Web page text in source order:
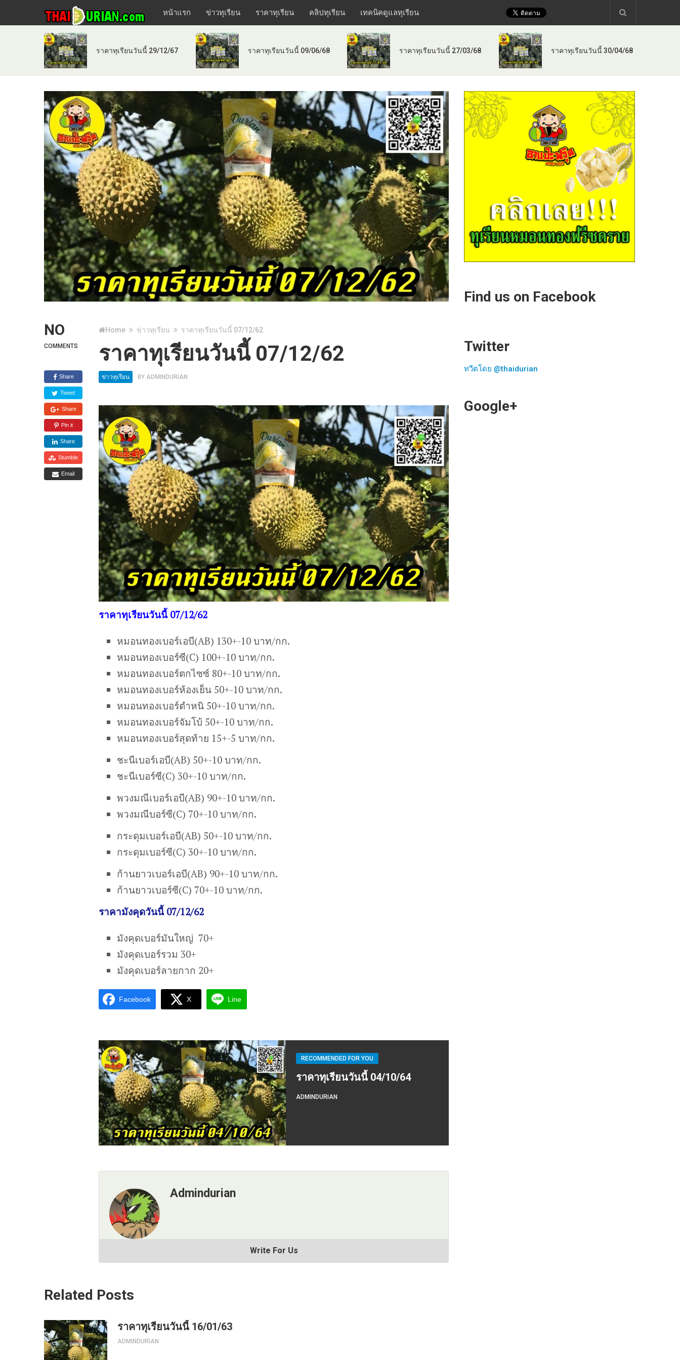
หน้าแรก ข่าวทุเรียน ราคาทุเรียน คลิปทุเรียน เทคนิคดูแลทุเรียน
ราคาทุเรียนวันนี้ 29/12/67 ราคาทุเรียนวันนี้ 09/06/68 ราคาทุเรียนวันนี้ 27/03/68 ราคาทุเรียนวันนี้ 30/04/68
NO
COMMENTS
Share
Tweet
Share
Pin it
Share
Stumble
Email
Home ข่าวทุเรียน ราคาทุเรียนวันนี้ 07/12/62
ราคาทุเรียนวันนี้ 07/12/62
ข่าวทุเรียน BY ADMINDURIAN
ราคาทุเรียนวันนี้ 07/12/62
หมอนทองเบอร์เอบี(AB) 130+-10 บาท/กก.
หมอนทองเบอร์ซี(C) 100+-10 บาท/กก.
หมอนทองเบอร์ตกไซซ์ 80+-10 บาท/กก.
หมอนทองเบอร์ห้องเย็น 50+-10 บาท/กก.
หมอนทองเบอร์ตำหนิ 50+-10 บาท/กก.
หมอนทองเบอร์จัมโบ้ 50+-10 บาท/กก.
หมอนทองเบอร์สุดท้าย 15+-5 บาท/กก.
ชะนีเบอร์เอบี(AB) 50+-10 บาท/กก.
ชะนีเบอร์ซี(C) 30+-10 บาท/กก.
พวงมณีเบอร์เอบี(AB) 90+-10 บาท/กก.
พวงมณีบอร์ซี(C) 70+-10 บาท/กก.
กระดุมเบอร์เอบี(AB) 50+-10 บาท/กก.
กระดุมเบอร์ซี(C) 30+-10 บาท/กก.
ก้านยาวเบอร์เอบี(AB) 90+-10 บาท/กก.
ก้านยาวเบอร์ซี(C) 70+-10 บาท/กก.
ราคามังคุดวันนี้ 07/12/62
มังคุดเบอร์มันใหญ่ 70+
มังคุดเบอร์รวม 30+
มังคุดเบอร์ลายกาก 20+
Facebook X Line
RECOMMENDED FOR YOU
ราคาทุเรียนวันนี้ 04/10/64
ADMINDURIAN
Admindurian
Write For Us
Related Posts
ราคาทุเรียนวันนี้ 16/01/63
ADMINDURIAN
Find us on Facebook
Twitter
ทวีตโดย @thaidurian
Google+